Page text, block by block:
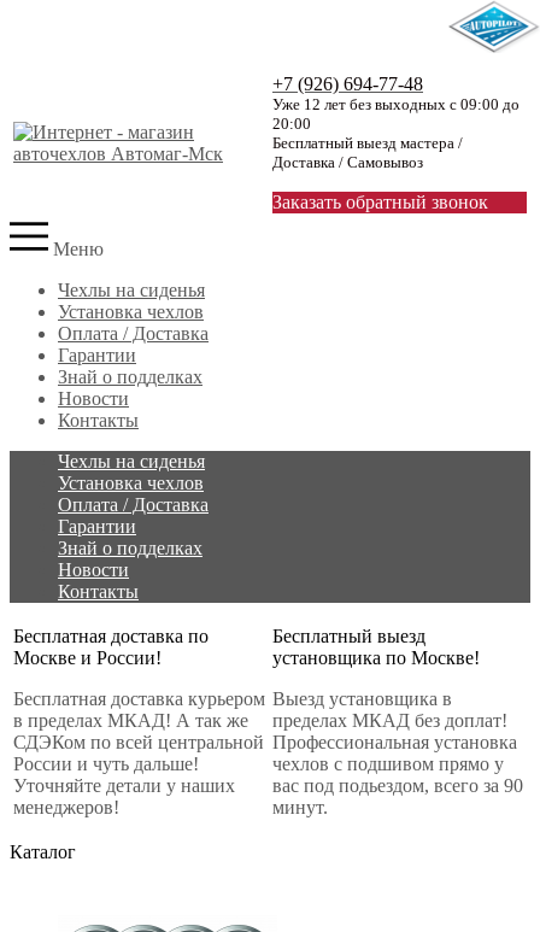
+7 (926) 694-77-48
Уже 12 лет без выходных с 09:00 до
20:00
Бесплатный выезд мастера /
Доставка / Самовывоз
Заказать обратный звонок
Меню
Чехлы на сиденья
Установка чехлов
Оплата / Доставка
Гарантии
Знай о подделках
Новости
Контакты
Чехлы на сиденья
Установка чехлов
Оплата / Доставка
Гарантии
Знай о подделках
Новости
Контакты
Бесплатная доставка по
Москве и России!
Бесплатная доставка курьером
в пределах МКАД! А так же
СДЭКом по всей центральной
России и чуть дальше!
Уточняйте детали у наших
менеджеров!
Бесплатный выезд
установщика по Москве!
Выезд установщика в
пределах МКАД без доплат!
Профессиональная установка
чехлов с подшивом прямо у
вас под подьездом, всего за 90
минут.
Каталог